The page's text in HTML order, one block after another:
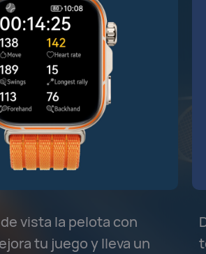
vista la pelota con
tu juego y lleva un